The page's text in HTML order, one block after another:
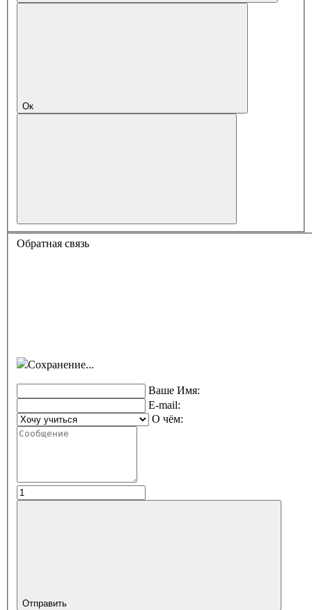
Ок
Обратная связь
Сохранение...
Ваше Имя:
E-mail:
О чём:
Отправить